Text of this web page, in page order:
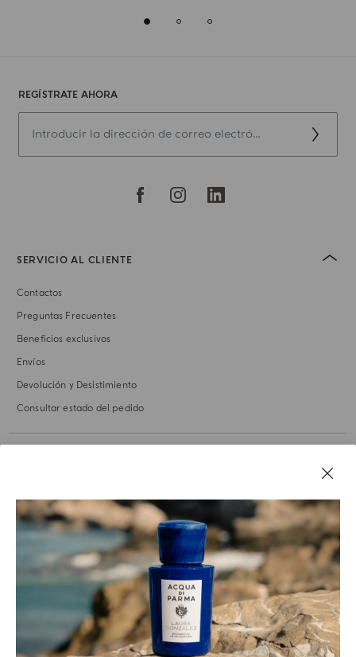
REGÍSTRATE AHORA
SERVICIO AL CLIENTE
Contactos
Preguntas Frecuentes
Beneficios exclusivos
Envíos
Devolución y Desistimiento
Consultar estado del pedido